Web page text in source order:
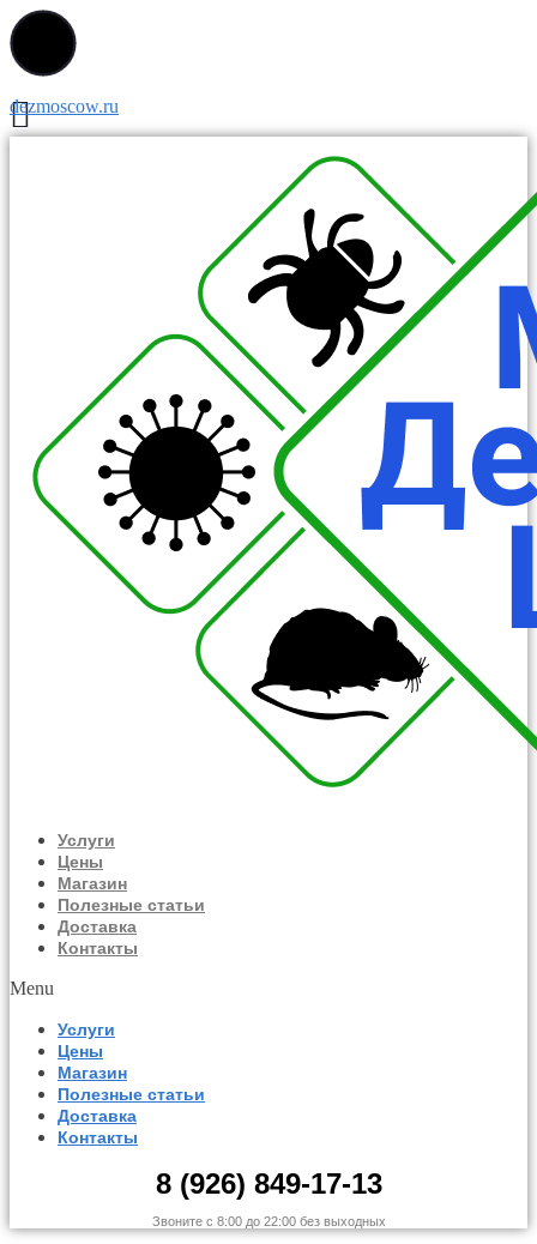
dezmoscow.ru
Услуги
Цены
Магазин
Полезные статьи
Доставка
Контакты
Menu
Услуги
Цены
Магазин
Полезные статьи
Доставка
Контакты
8 (926) 849-17-13
Звоните с 8:00 до 22:00 без выходных